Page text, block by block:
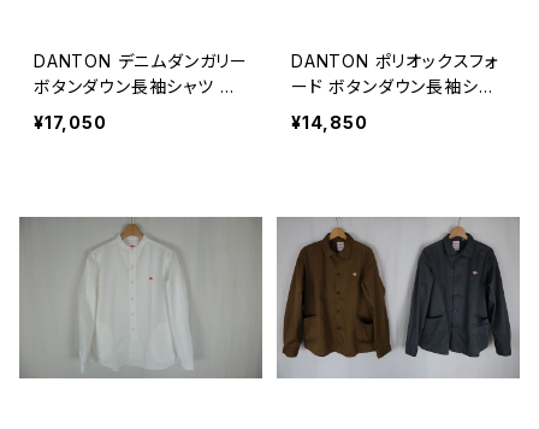
DANTON デニムダンガリー
ボタンダウン長袖シャツ ME
N
¥17,050
DANTON ポリオックスフォ
ード ボタンダウン長袖シャ
ツ MEN
¥14,850